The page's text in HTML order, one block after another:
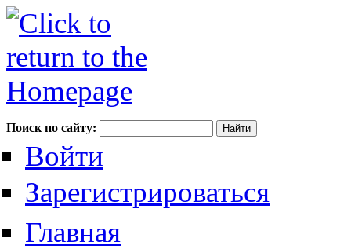
Поиск по сайту:
Войти
Зарегистрироваться
Главная